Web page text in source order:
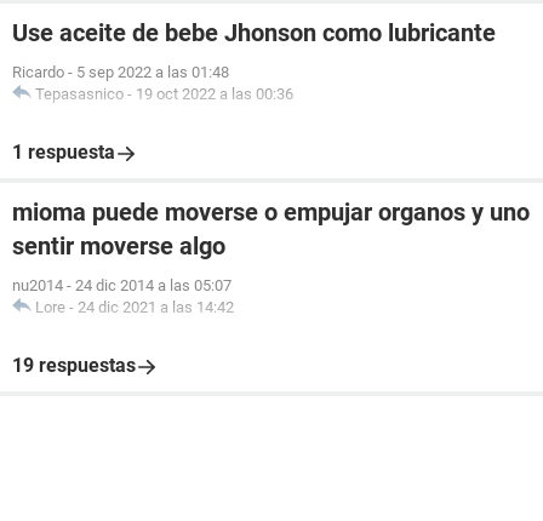
Use aceite de bebe Jhonson como lubricante
Ricardo - 5 sep 2022 a las 01:48
Tepasasnico - 19 oct 2022 a las 00:36
1 respuesta
mioma puede moverse o empujar organos y uno
sentir moverse algo
nu2014 - 24 dic 2014 a las 05:07
Lore - 24 dic 2021 a las 14:42
19 respuestas